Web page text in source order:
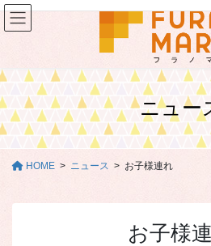
コ
ン
ツ
移
動
ナ
ビ
シ
ン
に
ニュー
HOME ニュース お子様連れ
お子様